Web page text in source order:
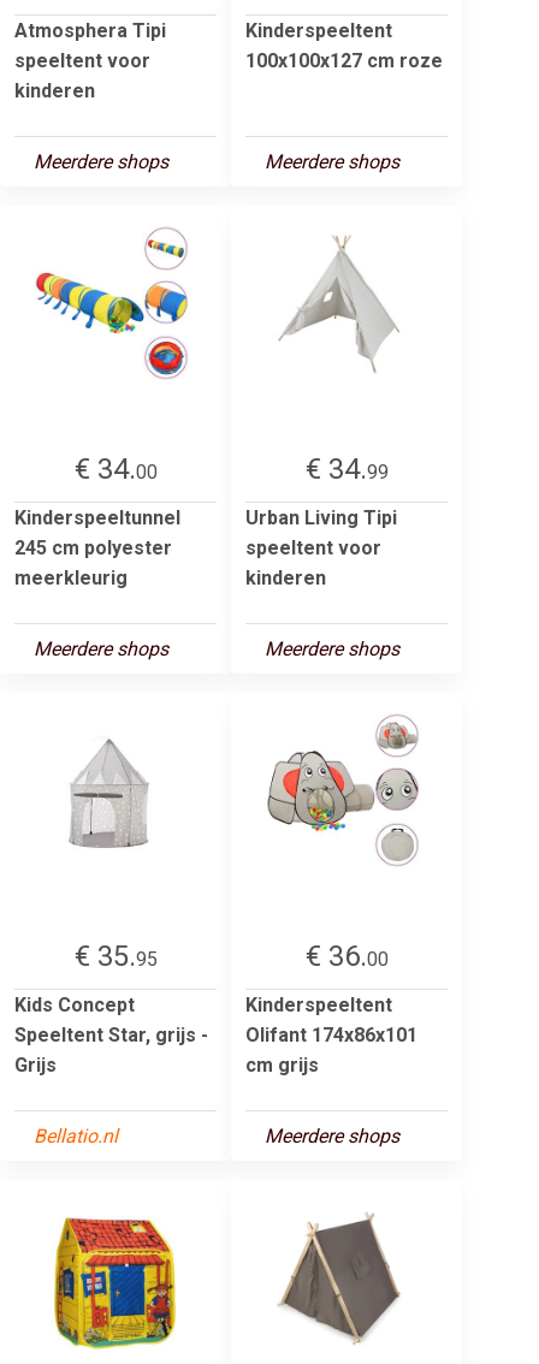
Atmosphera Tipi
speeltent voor
kinderen
Meerdere shops
Kinderspeeltent
100x100x127 cm roze
Meerdere shops
€ 34.00
Kinderspeeltunnel
245 cm polyester
meerkleurig
Meerdere shops
€ 34.99
Urban Living Tipi
speeltent voor
kinderen
Meerdere shops
€ 35.95
Kids Concept
Speeltent Star, grijs -
Grijs
Bellatio.nl
€ 36.00
Kinderspeeltent
Olifant 174x86x101
cm grijs
Meerdere shops